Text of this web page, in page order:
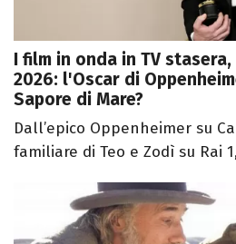
I film in onda in TV
2026: l'Oscar di
Sapore di Mare?
Dall’epico Oppenheimer su
familiare di Teo e Zodì su Rai